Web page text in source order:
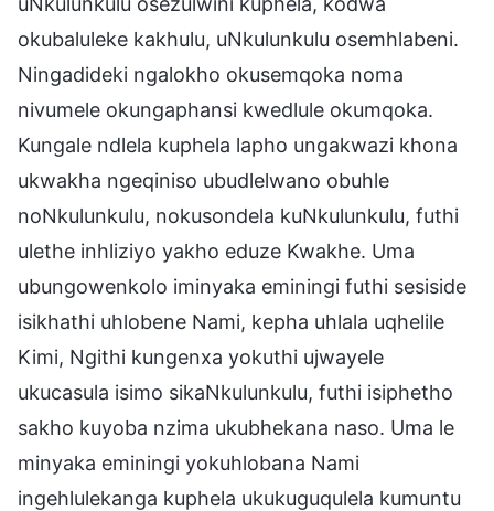
okubaluleke kakhulu, uNkulunkulu osemhlabeni.
Ningadideki ngalokho okusemqoka noma
nivumele okungaphansi kwedlule okumqoka.
Kungale ndlela kuphela lapho ungakwazi khona
ukwakha ngeqiniso ubudlelwano obuhle
noNkulunkulu, nokusondela kuNkulunkulu, futhi
ulethe inhliziyo yakho eduze Kwakhe. Uma
ubungowenkolo iminyaka eminingi futhi sesiside
isikhathi uhlobene Nami, kepha uhlala uqhelile
Kimi, Ngithi kungenxa yokuthi ujwayele
ukucasula isimo sikaNkulunkulu, futhi isiphetho
sakho kuyoba nzima ukubhekana naso. Uma le
minyaka eminingi yokuhlobana Nami
ingehlulekanga kuphela ukukuguqulela kumuntu